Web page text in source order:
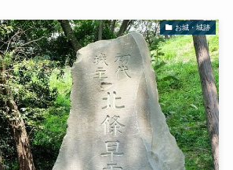
お城・城跡